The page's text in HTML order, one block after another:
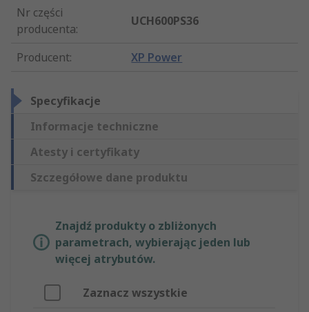
Nr części
producenta:
UCH600PS36
Producent: XP Power
Specyfikacje
Informacje techniczne
Atesty i certyfikaty
Szczegółowe dane produktu
Znajdź produkty o zbliżonych
parametrach, wybierając jeden lub
więcej atrybutów.
Zaznacz wszystkie